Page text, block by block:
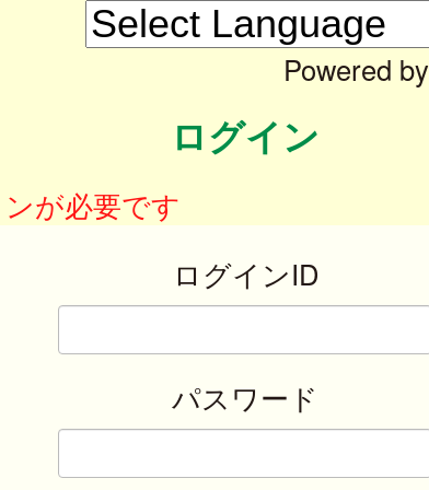
Powered by
ログイン
が必要です
ログインID
パスワード